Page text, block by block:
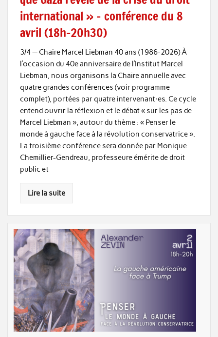
international » – conférence du 8
avril (18h-20h30)
3/4 — Chaire Marcel Liebman 40 ans (1986-2026) À
l’occasion du 40e anniversaire de l’Institut Marcel
Liebman, nous organisons la Chaire annuelle avec
quatre grandes conférences (voir programme
complet), portées par quatre intervenant·es. Ce cycle
entend ouvrir la réflexion et le débat « sur les pas de
Marcel Liebman », autour du thème : « Penser le
monde à gauche face à la révolution conservatrice ».
La troisième conférence sera donnée par Monique
Chemillier-Gendreau, professeure émérite de droit
public et
Lire la suite